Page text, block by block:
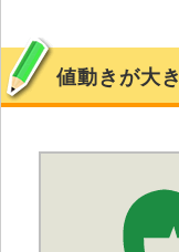
値動きが大